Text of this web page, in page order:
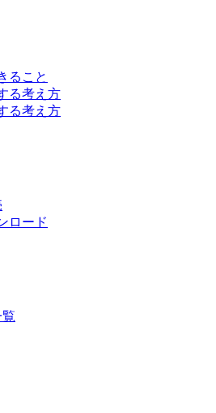
ること
る考え方
る考え方
ロード